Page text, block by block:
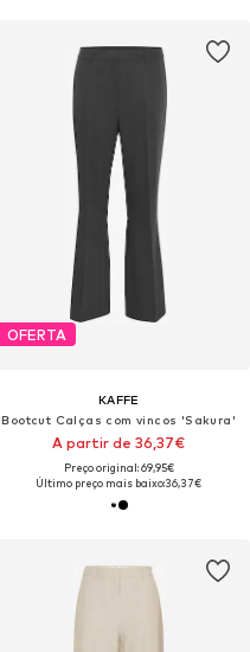
OFERTA
KAFFE
Bootcut Calças com vincos 'Sakura'
A partir de 36,37€
Preço original: 69,95€
Último preço mais baixo:36,37€